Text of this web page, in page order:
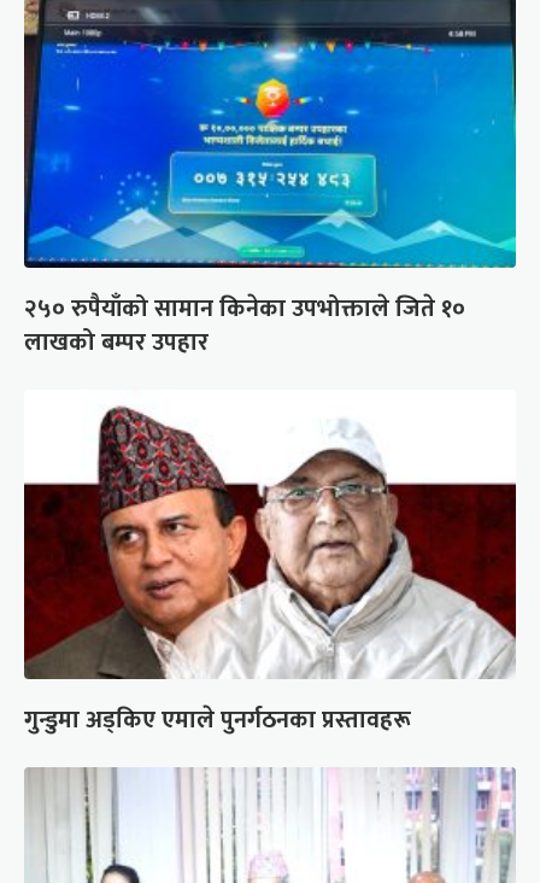
२५० रुपैयाँको सामान किनेका उपभोक्ताले जिते १०
लाखको बम्पर उपहार
गुन्डुमा अड्किए एमाले पुनर्गठनका प्रस्तावहरू